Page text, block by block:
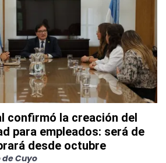
confirmó la creación del
para empleados: será de
desde octubre
de Cuyo